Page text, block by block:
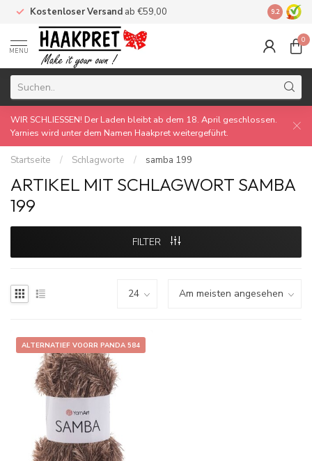
Kostenloser Versand ab €59,00 Made by
9.2
MENU
0
WIR SCHLIESSEN! Der Laden bleibt ab dem 18. April geschlossen.
Yarnies wird unter dem Namen Haakpret weitergeführt.
Startseite / Schlagworte / samba 199
ARTIKEL MIT SCHLAGWORT SAMBA
199
FILTER
ALTERNATIEF VOORR PANDA 584